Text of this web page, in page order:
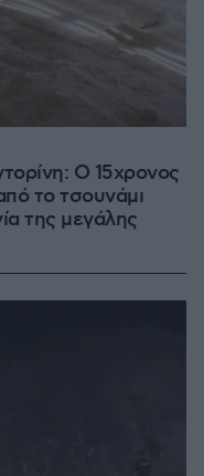
Ο 15χρονος
το τσουνάμι
της μεγάλης